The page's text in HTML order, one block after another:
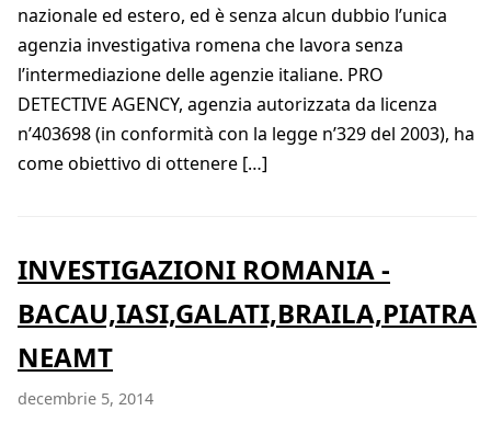
nazionale ed estero, ed è senza alcun dubbio l’unica
agenzia investigativa romena che lavora senza
l’intermediazione delle agenzie italiane. PRO
DETECTIVE AGENCY, agenzia autorizzata da licenza
n’403698 (in conformità con la legge n’329 del 2003), ha
come obiettivo di ottenere […]
INVESTIGAZIONI ROMANIA -
BACAU,IASI,GALATI,BRAILA,PIATRA
NEAMT
decembrie 5, 2014